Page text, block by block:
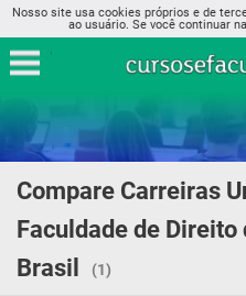
Nosso site usa cookies próprios e de
ao usuário. Se você continuar
Compare Carreiras
Faculdade de Direito
Brasil
(1)